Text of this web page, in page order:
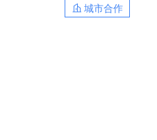
城市合作